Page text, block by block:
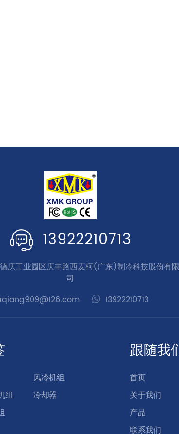
13922210713
庆工业园区庆丰路西麦柯(广东)制冷科技股份有
司
13922210713
组
风冷机组
冷却器
跟随我
首页
关于我们
产品
联系我们